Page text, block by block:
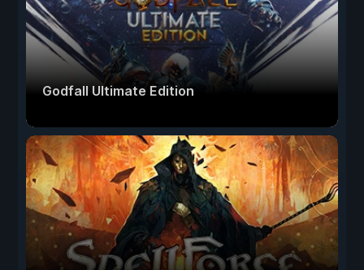
Godfall Ultimate Edition